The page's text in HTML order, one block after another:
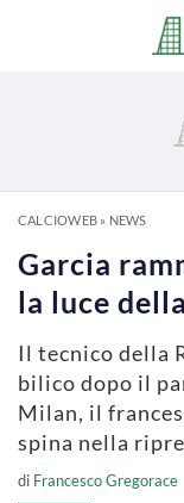
CALCIOWEB» NEWS
Garcia
la luce
Il tecnico della
bilico dopo il
Milan, il
spina nella
di Francesco Gregorace